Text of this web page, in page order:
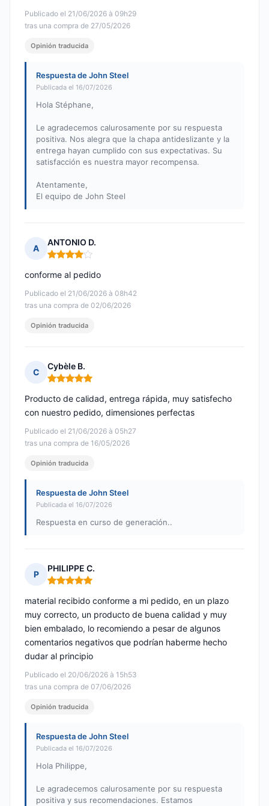
Publicado el 21/06/2026 à 09h29
tras una compra de 27/05/2026
Opinión traducida
Respuesta de John Steel
Publicada el 16/07/2026
Hola Stéphane,
Le agradecemos calurosamente por su respuesta
positiva. Nos alegra que la chapa antideslizante y la
entrega hayan cumplido con sus expectativas. Su
satisfacción es nuestra mayor recompensa.
Atentamente,
El equipo de John Steel
A
ANTONIO D.
Nota: 4 de 5
Publicado el 21/06/2026 à 08h42
tras una compra de 02/06/2026
conforme al pedido
Opinión traducida
C
Cybèle B.
Nota: 5 de 5
Publicado el 21/06/2026 à 05h27
tras una compra de 16/05/2026
Producto de calidad, entrega rápida, muy satisfecho
con nuestro pedido, dimensiones perfectas
Opinión traducida
Respuesta de John Steel
Publicada el 16/07/2026
Respuesta en curso de generación..
P
PHILIPPE C.
Nota: 5 de 5
Publicado el 20/06/2026 à 15h53
tras una compra de 07/06/2026
material recibido conforme a mi pedido, en un plazo
muy correcto, un producto de buena calidad y muy
bien embalado, lo recomiendo a pesar de algunos
comentarios negativos que podrían haberme hecho
dudar al principio
Opinión traducida
Respuesta de John Steel
Publicada el 16/07/2026
Hola Philippe,
Le agradecemos calurosamente por su respuesta
positiva y sus recomendaciones. Estamos